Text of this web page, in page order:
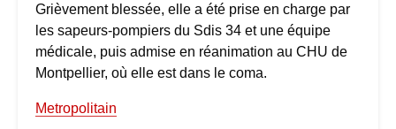
Grièvement blessée, elle a été prise en charge par
les sapeurs-pompiers du Sdis 34 et une équipe
médicale, puis admise en réanimation au CHU de
Montpellier, où elle est dans le coma.
Metropolitain